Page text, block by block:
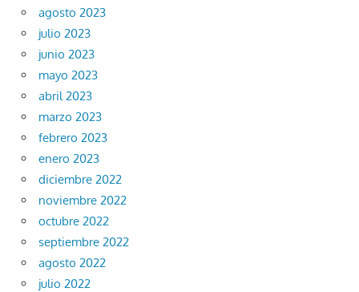
agosto 2023
julio 2023
junio 2023
mayo 2023
abril 2023
marzo 2023
febrero 2023
enero 2023
diciembre 2022
noviembre 2022
octubre 2022
septiembre 2022
agosto 2022
julio 2022